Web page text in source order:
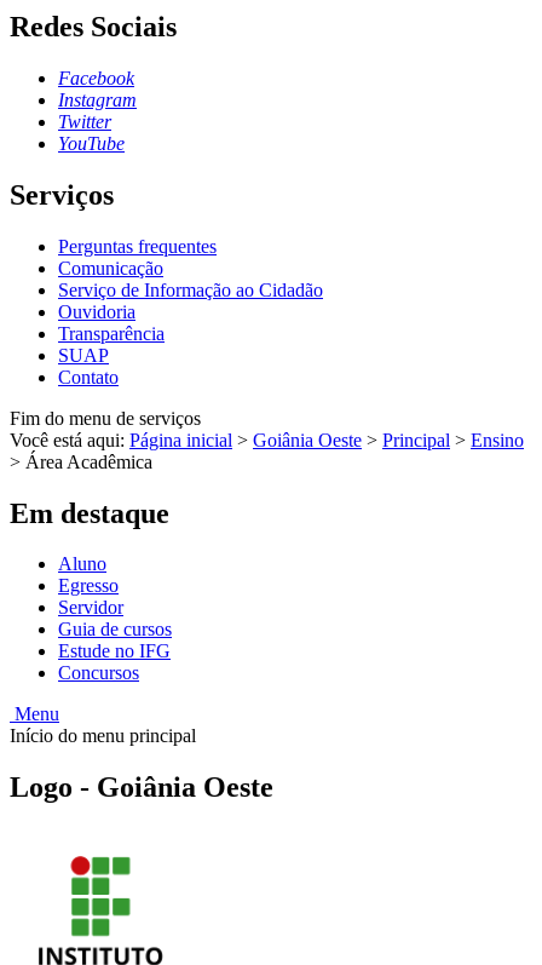
Redes Sociais
Facebook
Instagram
Twitter
YouTube
Serviços
Perguntas frequentes
Comunicação
Serviço de Informação ao Cidadão
Ouvidoria
Transparência
SUAP
Contato
Fim do menu de serviços
Você está aqui: Página inicial > Goiânia Oeste > Principal > Ensino
> Área Acadêmica
Em destaque
Aluno
Egresso
Servidor
Guia de cursos
Estude no IFG
Concursos
Menu
Início do menu principal
Logo - Goiânia Oeste